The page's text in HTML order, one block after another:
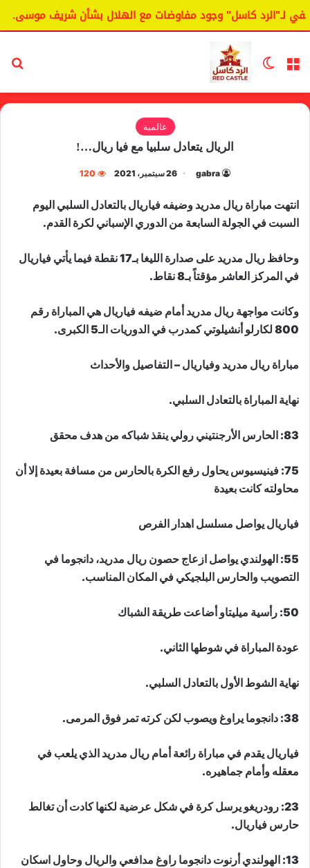
لـ"الرد كاسل" وجود مفاوضات مع الهلال بشأن شريف موسى.
القائمة الوضع المظلم
عالمية
الريال يتعادل سلبيا مع فيا ريال…!
gabra 26 سبتمبر، 2021 120
‏انتهت مباراة ريال مدريد وضيفه فياريال بالتعادل السلبي اليوم
السبت في الجولة السابعة من الدوري الإسباني لكرة القدم.‬
وحافظ ريال مدريد على صدارة الليغا بـ17 نقطة فيما يأتي فياريال
في المركز العاشر مؤقتاً بـ8 نقاط.
وكانت مواجهة ريال مدريد أمام ضيفه فياريال هي المباراة رقم
800 لكارلو أنشيلوتي كمدرب في الدوريات الـ5 الكبرى.
مباراة ريال مدريد وفياريال – التفاصيل والأحداث
نهاية المباراة بالتعادل السلبي.
83: الحارس الأرجنتيني رولي ينقذ شباكه من هدف محقق
75: فينيسيوس يحاول رفع الكرة بالحارس من مسافة بعيدة إلا أن
محاولته كانت بعيدة
فياريال يواصل مسلسل اهدار الفرص
55: الهولندي يواصل ازعاج حصون ريال مدريد، دانجوما في
التصويب والحارس البلجيكي في المكان المناسب.
50: رأسية ميليتاو أضاعت طريقة الشباك
عودة المباراة في شوطها الثاني.
نهاية الشوط الأول بالتعادل السلبي.
38: دانجوما يراوغ ويصوب لكن كرته تمر فوق المرمى.
فياريال يقدم في مباراة رائعة أمام ريال مدريد الذي يلعب في
معقله وأمام جماهيره.
23: رودريغو يرسل كرة في شكل عرضية لكنها كادت أن تغالط
حارس فياريال.
13: الهولندي أرنوت دانجوما راوغ مدافعي والريال وحاول اسكان